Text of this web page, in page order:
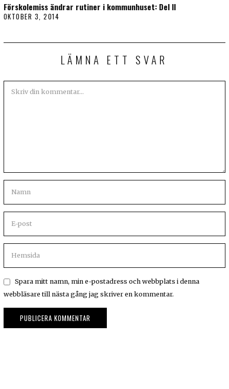
Förskolemiss ändrar rutiner i kommunhuset: Del II
OKTOBER 3, 2014
LÄMNA ETT SVAR
Spara mitt namn, min e-postadress och webbplats i denna
webbläsare till nästa gång jag skriver en kommentar.